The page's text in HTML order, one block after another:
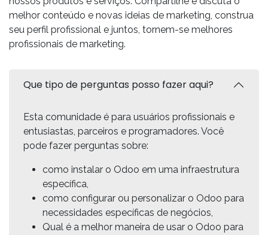
melhor conteúdo e novas ideias de marketing, construa
seu perfil profissional e juntos, tornem-se melhores
profissionais de marketing.
Que tipo de perguntas posso fazer aqui?
Esta comunidade é para usuários profissionais e
entusiastas, parceiros e programadores. Você
pode fazer perguntas sobre:
como instalar o Odoo em uma infraestrutura
específica,
como configurar ou personalizar o Odoo para
necessidades específicas de negócios,
Qual é a melhor maneira de usar o Odoo para